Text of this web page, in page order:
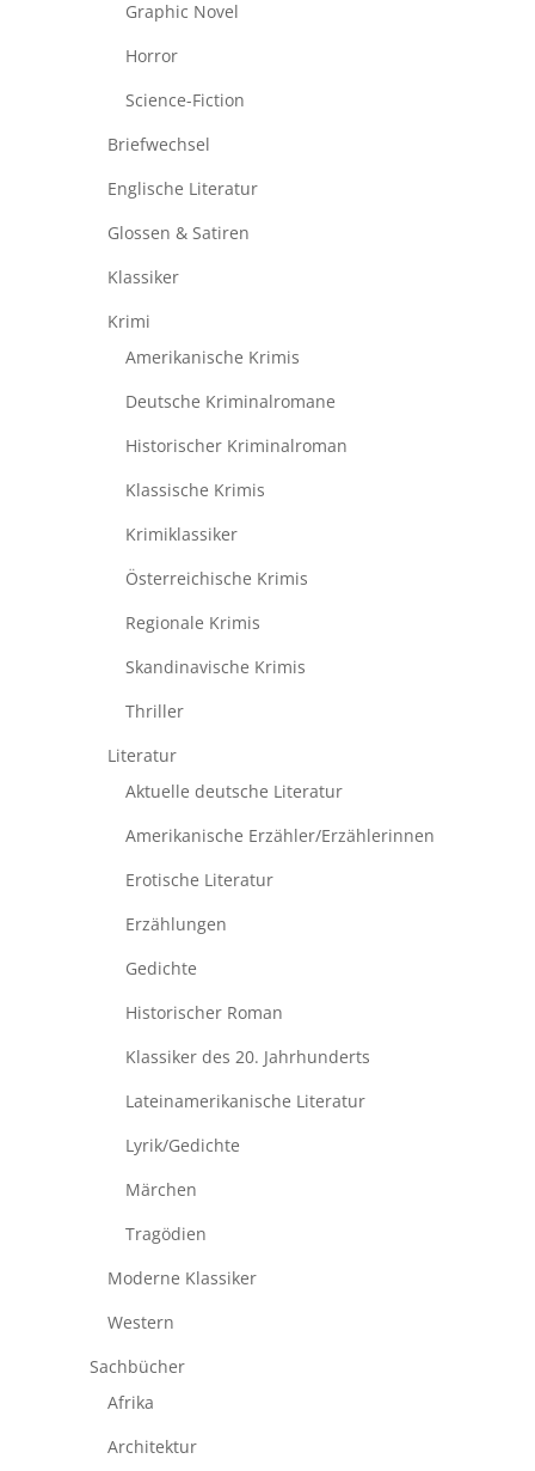
Graphic Novel
Horror
Science-Fiction
Briefwechsel
Englische Literatur
Glossen & Satiren
Klassiker
Krimi
Amerikanische Krimis
Deutsche Kriminalromane
Historischer Kriminalroman
Klassische Krimis
Krimiklassiker
Österreichische Krimis
Regionale Krimis
Skandinavische Krimis
Thriller
Literatur
Aktuelle deutsche Literatur
Amerikanische Erzähler/Erzählerinnen
Erotische Literatur
Erzählungen
Gedichte
Historischer Roman
Klassiker des 20. Jahrhunderts
Lateinamerikanische Literatur
Lyrik/Gedichte
Märchen
Tragödien
Moderne Klassiker
Western
Sachbücher
Afrika
Architektur